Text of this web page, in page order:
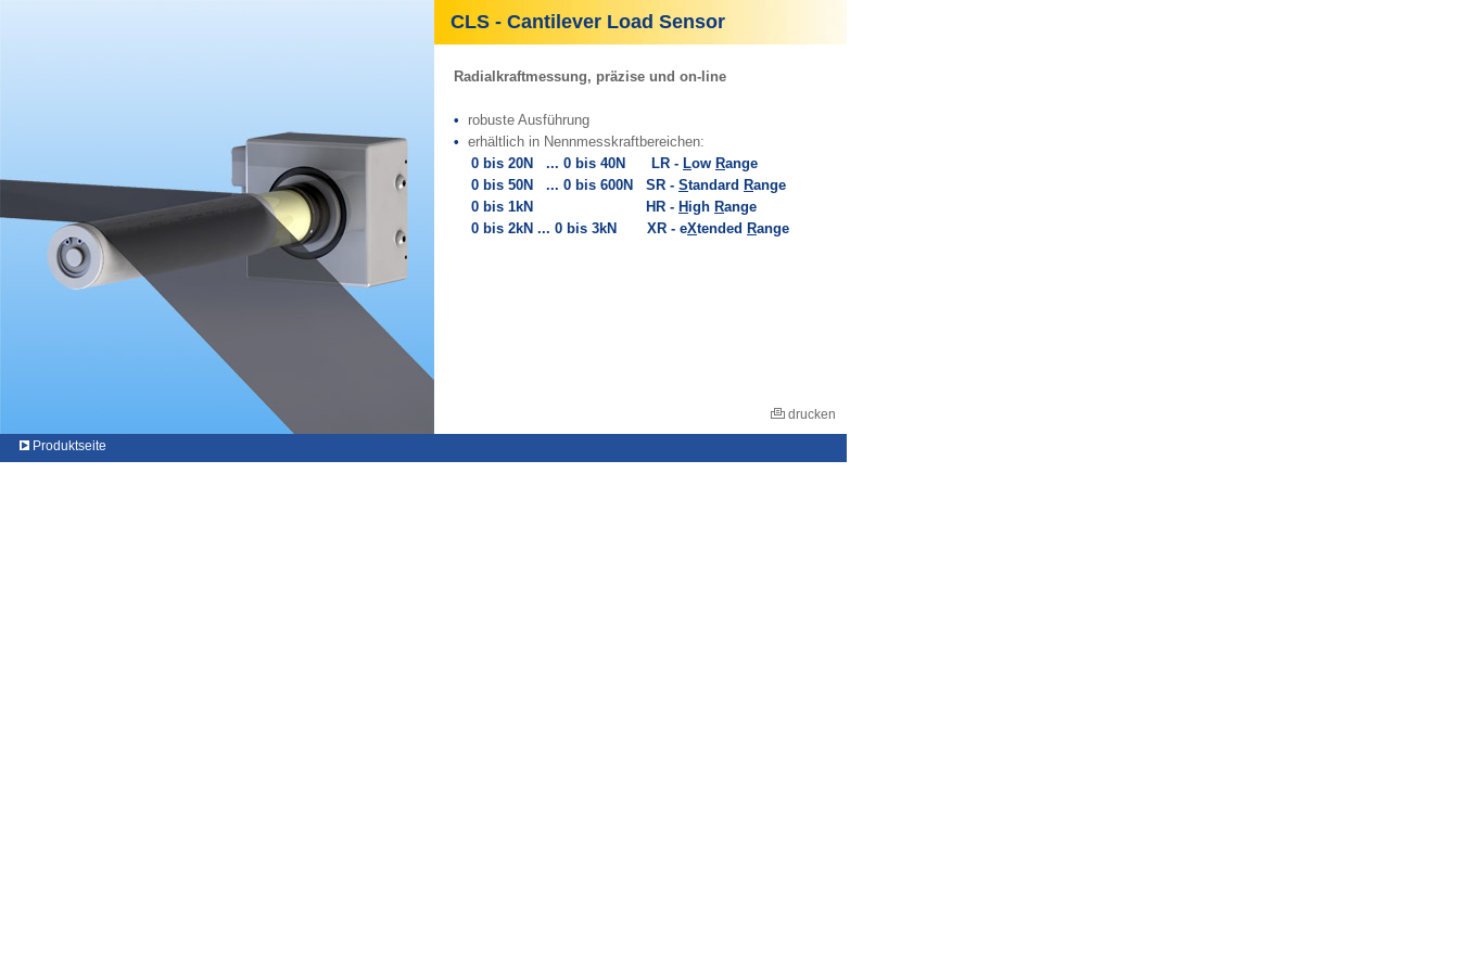
drucken
CLS - Cantilever Load Sensor
Radialkraftmessung, präzise und on-line
•
robuste Ausführung
• erhältlich in Nennmesskraftbereichen:
0 bis 20N ... 0 bis 40N LR - Low Range
0 bis 50N ... 0 bis 600N SR - Standard Range
0 bis 1kN HR - H igh Range
0 bis 2kN ... 0 bis 3kN XR - eXtended Range
Produktseite